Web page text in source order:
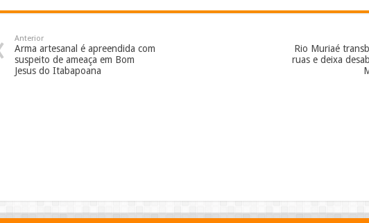
Anterior
Arma artesanal é apreendida com
suspeito de ameaça em Bom
Jesus do Itabapoana
Rio Muriaé
ruas e deixa